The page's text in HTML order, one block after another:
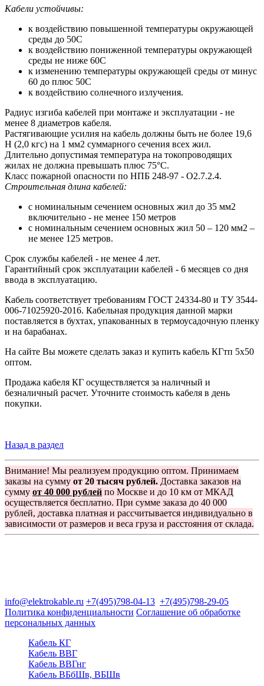
Кабели устойчивы:
к воздействию повышенной температуры окружающей
среды до 50С
к воздействию пониженной температуры окружающей
среды не ниже 60С
к изменению температуры окружающей среды от минус
60 до плюс 50С
к воздействию солнечного излучения.
Радиус изгиба кабелей при монтаже и эксплуатации - не
менее 8 диаметров кабеля.
Растягивающие усилия на кабель должны быть не более 19,6
Н (2,0 кгс) на 1 мм2 суммарного сечения всех жил.
Длительно допустимая температура на токопроводящих
жилах не должна превышать плюс 75°С.
Класс пожарной опасности по НПБ 248-97 - О2.7.2.4.
Строительная длина кабелей:
с номинальным сечением основных жил до 35 мм2
включительно - не менее 150 метров
с номинальным сечением основных жил 50 – 120 мм2 –
не менее 125 метров.
Срок службы кабелей - не менее 4 лет.
Гарантийный срок эксплуатации кабелей - 6 месяцев со дня
ввода в эксплуатацию.
Кабель соответствует требованиям ГОСТ 24334-80 и ТУ 3544-
006-71025920-2016. Кабельная продукция данной марки
поставляется в бухтах, упакованных в термоусадочную пленку
и на барабанах.
На сайте Вы можете сделать заказ и купить кабель КГтп 5х50
оптом.
Продажа кабеля КГ осуществляется за наличный и
безналичный расчет. Уточните стоимость кабеля в день
покупки.
Назад в раздел
Внимание! Мы реализуем продукцию оптом. Принимаем
заказы на сумму от 20 тысяч рублей. Доставка заказов на
сумму от 40 000 рублей по Москве и до 10 км от МКАД
осуществляется бесплатно. При сумме заказа до 40 000
рублей, доставка платная и рассчитывается индивидуально в
зависимости от размеров и веса груза и расстояния от склада.
info@elektrokable.ru +7(495)798-04-13 +7(495)798-29-05
Политика конфиденциальности Соглашение об обработке
персональных данных
Кабель КГ
Кабель ВВГ
Кабель ВВГнг
Кабель ВБбШв, ВБШв